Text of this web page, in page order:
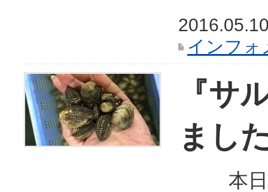
インフォ
『サ
まし
本日『